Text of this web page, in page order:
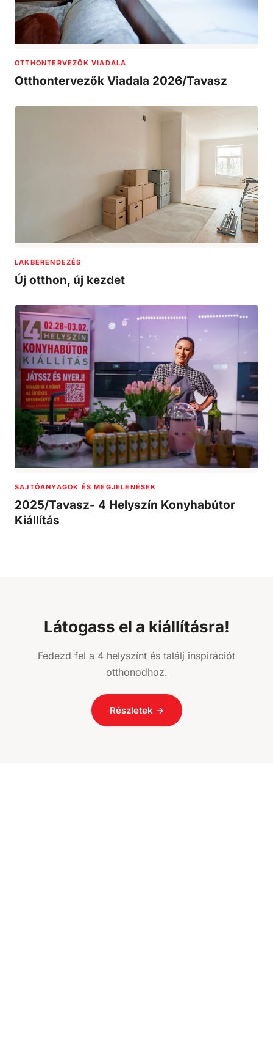
OTTHONTERVEZŐK VIADALA
Otthontervezők Viadala 2026/Tavasz
LAKBERENDEZÉS
Új otthon, új kezdet
SAJTÓANYAGOK ÉS MEGJELENÉSEK
2025/Tavasz- 4 Helyszín Konyhabútor
Kiállítás
Látogass el a kiállításra!
Fedezd fel a 4 helyszínt és találj inspirációt
otthonodhoz.
Részletek →